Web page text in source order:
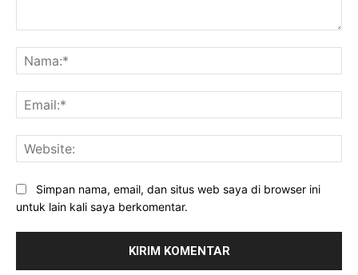
Simpan nama, email, dan situs web saya di browser ini
untuk lain kali saya berkomentar.